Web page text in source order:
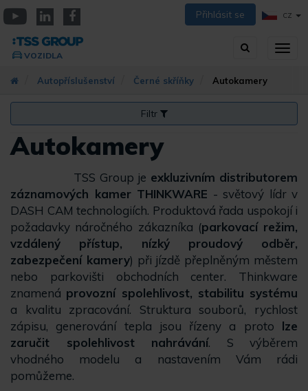
Přejít
k
hlavnímu
obsahu
Přihlásit se CZ
Vyhledávání
VOZIDLA
Autopříslušenství Černé skříňky Autokamery
Filtr
Autokamery
TSS Group je exkluzivním distributorem
záznamových kamer THINKWARE - světový lídr v
DASH CAM technologiích. Produktová řada uspokojí i
požadavky náročného zákazníka (parkovací režim,
vzdálený přístup, nízký proudový odběr,
zabezpečení kamery) při jízdě přeplněným městem
nebo parkovišti obchodních center. Thinkware
znamená provozní spolehlivost, stabilitu systému
a kvalitu zpracování. Struktura souborů, rychlost
zápisu, generování tepla jsou řízeny a proto lze
zaručit spolehlivost nahrávání. S výběrem
vhodného modelu a nastavením Vám rádi
pomůžeme.